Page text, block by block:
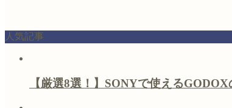
人気記事
【厳選8選！】SONYで使える